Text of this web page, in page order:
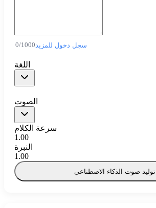
0/1000 سجل دخول للمزيد
اللغة
الصوت
سرعة الكلام
1.00
النبرة
1.00
توليد صوت الذكاء الاصطناعي